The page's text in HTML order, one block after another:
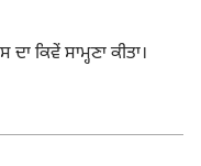
ਕਿਵੇਂ ਸਾਮ੍ਹਣਾ ਕੀਤਾ।